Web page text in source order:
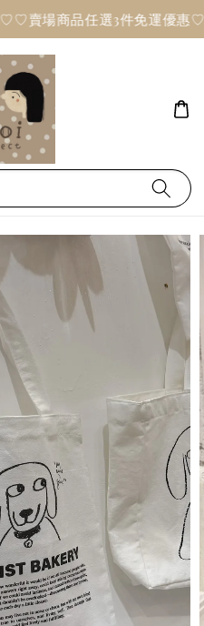
♡♡賣場商品任選3件免運優惠